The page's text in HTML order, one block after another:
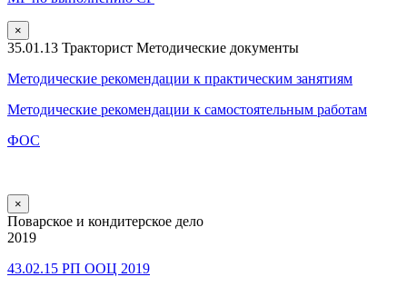
×
35.01.13 Тракторист Методические документы
Методические рекомендации к практическим занятиям
Методические рекомендации к самостоятельным работам
ФОС
×
Поварское и кондитерское дело
2019
43.02.15 РП ООЦ 2019